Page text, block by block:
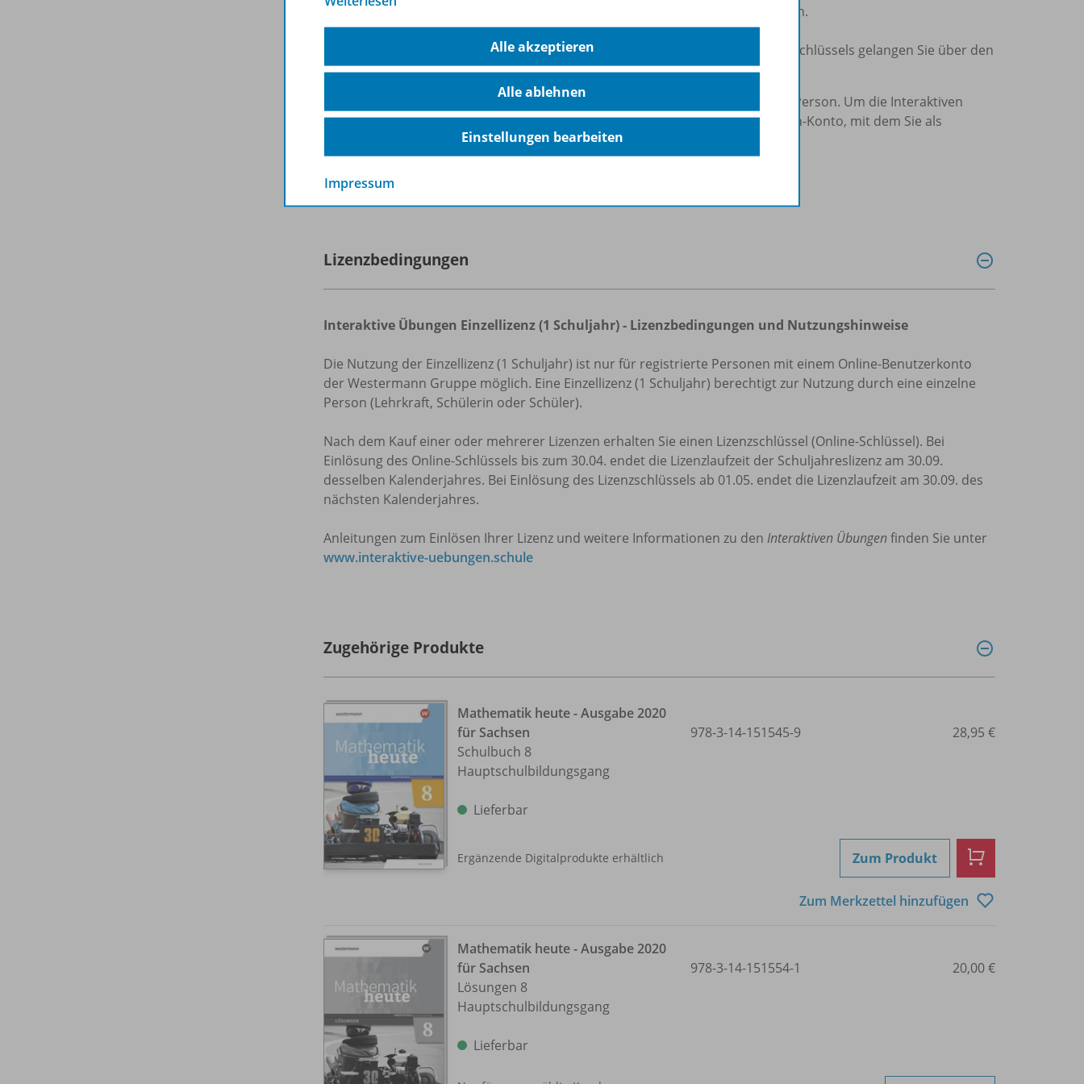
Klicken Sie auf den Button
und melden sich mit Ihrem Account an.
Der Rabatt von 100% wird Ihnen nun angezeigt.
Nach dem Kauf erhalten Sie Ihren Online-Schlüssel. Nach der Eingabe des Schlüssels gelangen Sie über den
Buttonzur Nutzungdirekt zu denInteraktiven Übungen.
Hinweis: Das Angebot gilt nur für den Kauf einer Einzellizenz (1 Schuljahr) pro Person. Um die Interaktiven
Übungen als kostenloses Prüfstück zu erhalten, benötigen Sie ein Westermann-Konto, mit dem Sie als
Lehrkraft oder Referendar/-in registriert sind.
Erfahren Sie mehr über die Reihe
Lizenzbedingungen
Interaktive Übungen Einzellizenz (1 Schuljahr) - Lizenzbedingungen und Nutzungshinweise
Die Nutzung der Einzellizenz (1 Schuljahr) ist nur für registrierte Personen mit einem Online-Benutzerkonto
der Westermann Gruppe möglich. Eine Einzellizenz (1 Schuljahr) berechtigt zur Nutzung durch eine einzelne
Person (Lehrkraft, Schülerin oder Schüler).
Nach dem Kauf einer oder mehrerer Lizenzen erhalten Sie einen Lizenzschlüssel (Online-Schlüssel). Bei
Einlösung des Online-Schlüssels bis zum 30.04. endet die Lizenzlaufzeit der Schuljahreslizenz am 30.09.
desselben Kalenderjahres. Bei Einlösung des Lizenzschlüssels ab 01.05. endet die Lizenzlaufzeit am 30.09. des
nächsten Kalenderjahres.
Anleitungen zum Einlösen Ihrer Lizenz und weitere Informationen zu den Interaktiven Übungenfinden Sie unter
www.interaktive-uebungen.schule
Zugehörige Produkte
Mathematik heute - Ausgabe 2020
für Sachsen
Schulbuch 8
Hauptschulbildungsgang
Lieferbar
Ergänzende Digitalprodukte erhältlich
978-3-14-151545-9 28,95 €
Zum Produkt
Zum Merkzettel hinzufügen
Mathematik heute - Ausgabe 2020
für Sachsen
Lösungen 8
Hauptschulbildungsgang
Lieferbar
978-3-14-151554-1 20,00 €
Alle akzeptieren
Alle ablehnen
Einstellungen bearbeiten
Impressum